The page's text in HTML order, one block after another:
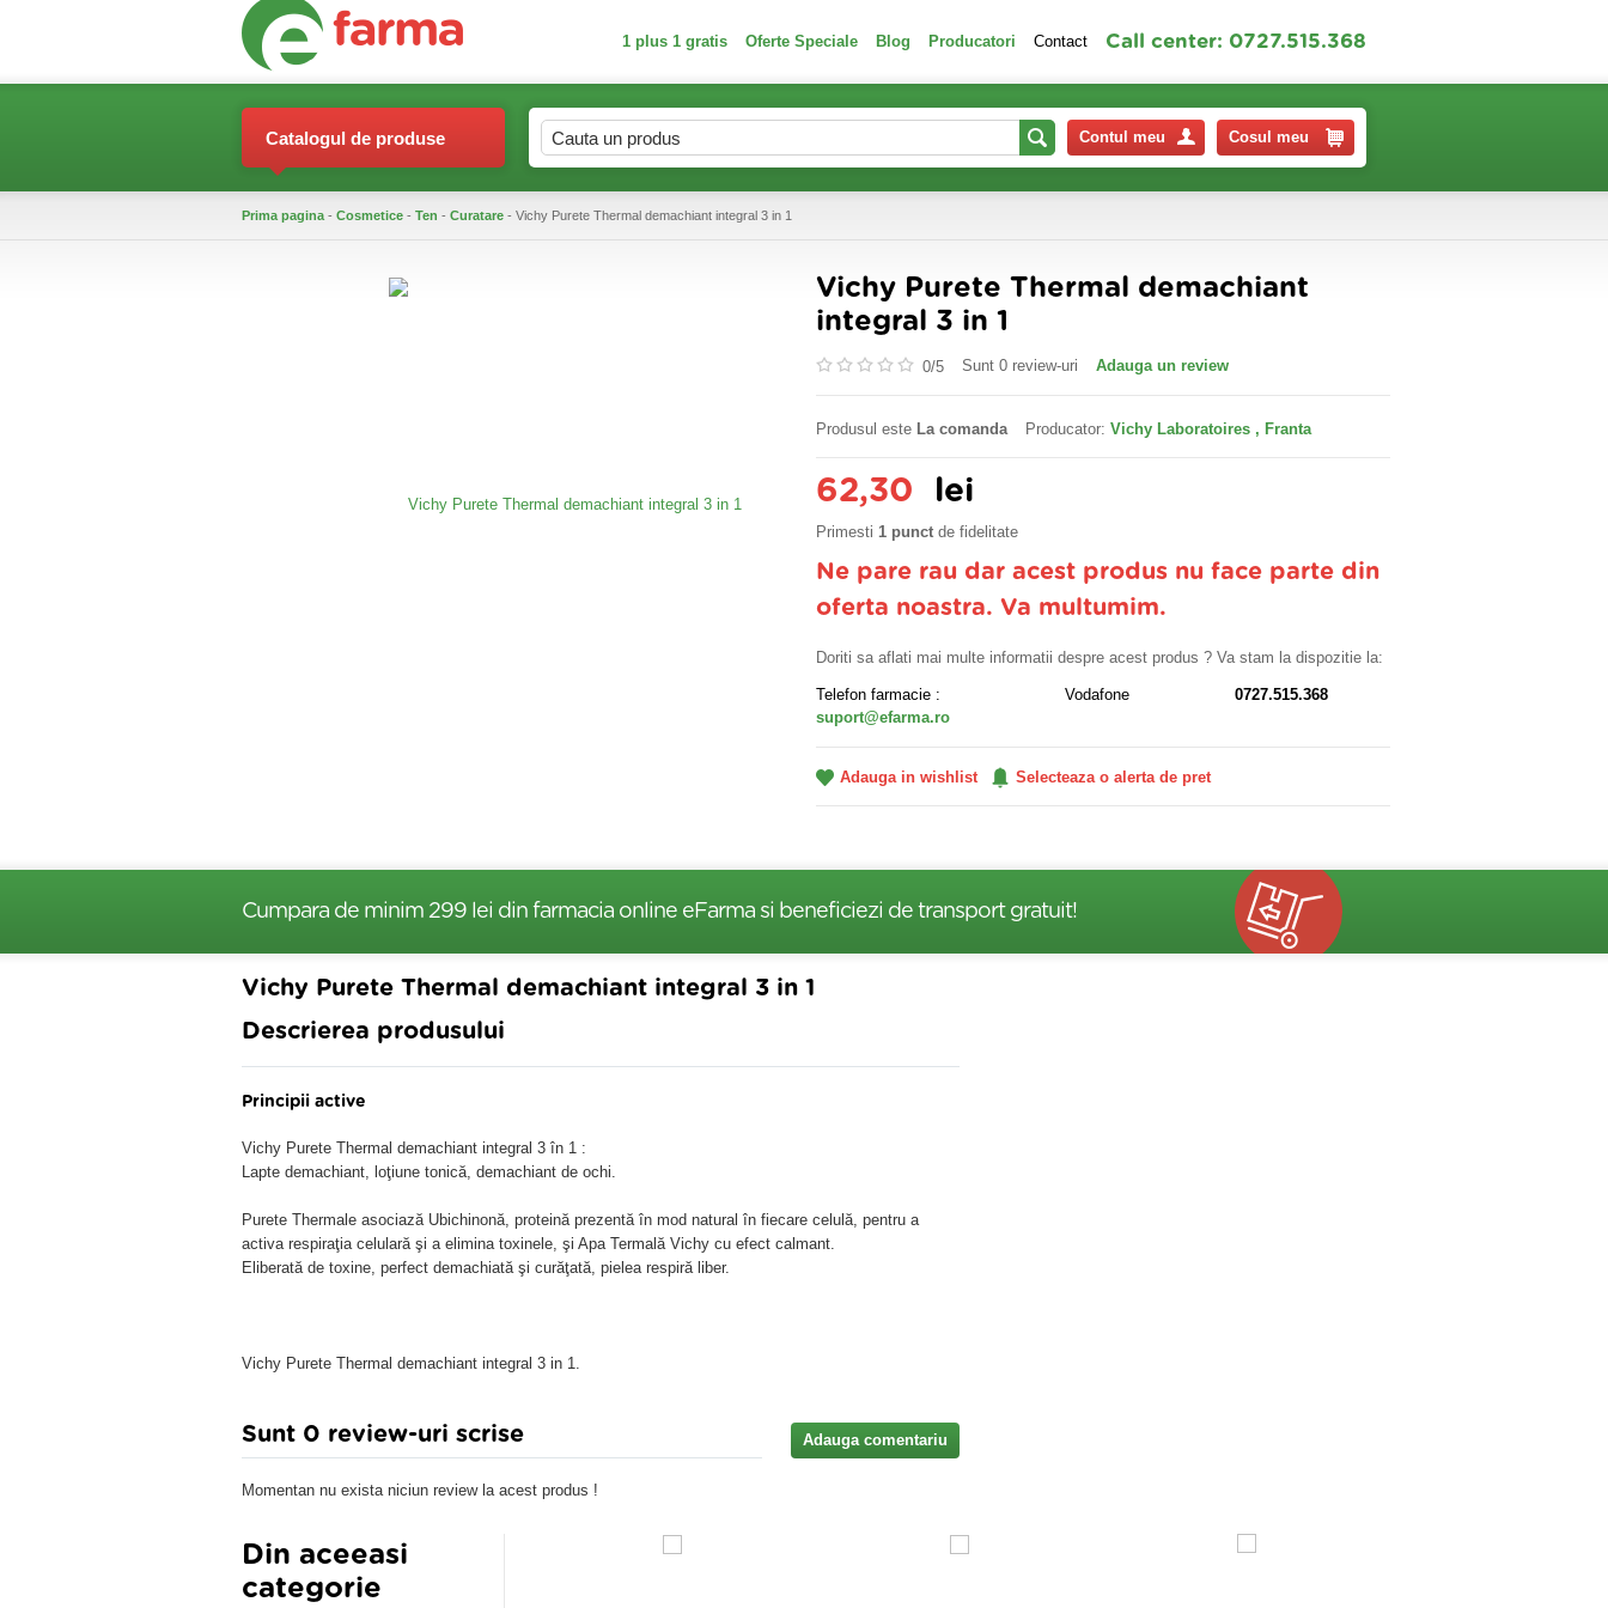
1 plus 1 gratis Oferte Speciale Blog Producatori Contact Call center: 0727.515.368
Catalogul de produse Contul meu Cosul meu
Prima pagina - Cosmetice - Ten - Curatare - Vichy Purete Thermal demachiant integral 3 in 1
Vichy Purete Thermal demachiant
integral 3 in 1
0/5 Sunt 0 review-uri Adauga un review
Produsul este La comanda Producator: Vichy Laboratoires , Franta
62,30 lei
Primesti 1 punct de fidelitate
Ne pare rau dar acest produs nu face parte din
oferta noastra. Va multumim.
Doriti sa aflati mai multe informatii despre acest produs ? Va stam la dispozitie la:
Telefon farmacie : Vodafone
0727.515.368
suport@efarma.ro
Adauga in wishlist Selecteaza o alerta de pret
Cumpara de minim 299 lei din farmacia online eFarma si beneficiezi de transport gratuit!
Vichy Purete Thermal demachiant integral 3 in 1
Descrierea produsului
Principii active
Vichy Purete Thermal demachiant integral 3 în 1 :
Lapte demachiant, loţiune tonică, demachiant de ochi.
Purete Thermale asociază Ubichinonă, proteină prezentă în mod natural în fiecare celulă, pentru a
activa respiraţia celulară şi a elimina toxinele, şi Apa Termală Vichy cu efect calmant.
Eliberată de toxine, perfect demachiată şi curăţată, pielea respiră liber.
Vichy Purete Thermal demachiant integral 3 in 1.
Sunt 0 review-uri scrise Adauga comentariu
Momentan nu exista niciun review la acest produs !
Din aceeasi
categorie